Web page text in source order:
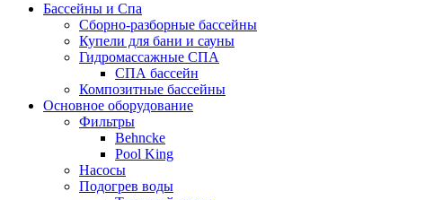
Бассейны и Спа
Сборно-разборные бассейны
Купели для бани и сауны
Гидромассажные СПА
СПА бассейн
Композитные бассейны
Основное оборудование
Фильтры
Behncke
Pool King
Насосы
Подогрев воды